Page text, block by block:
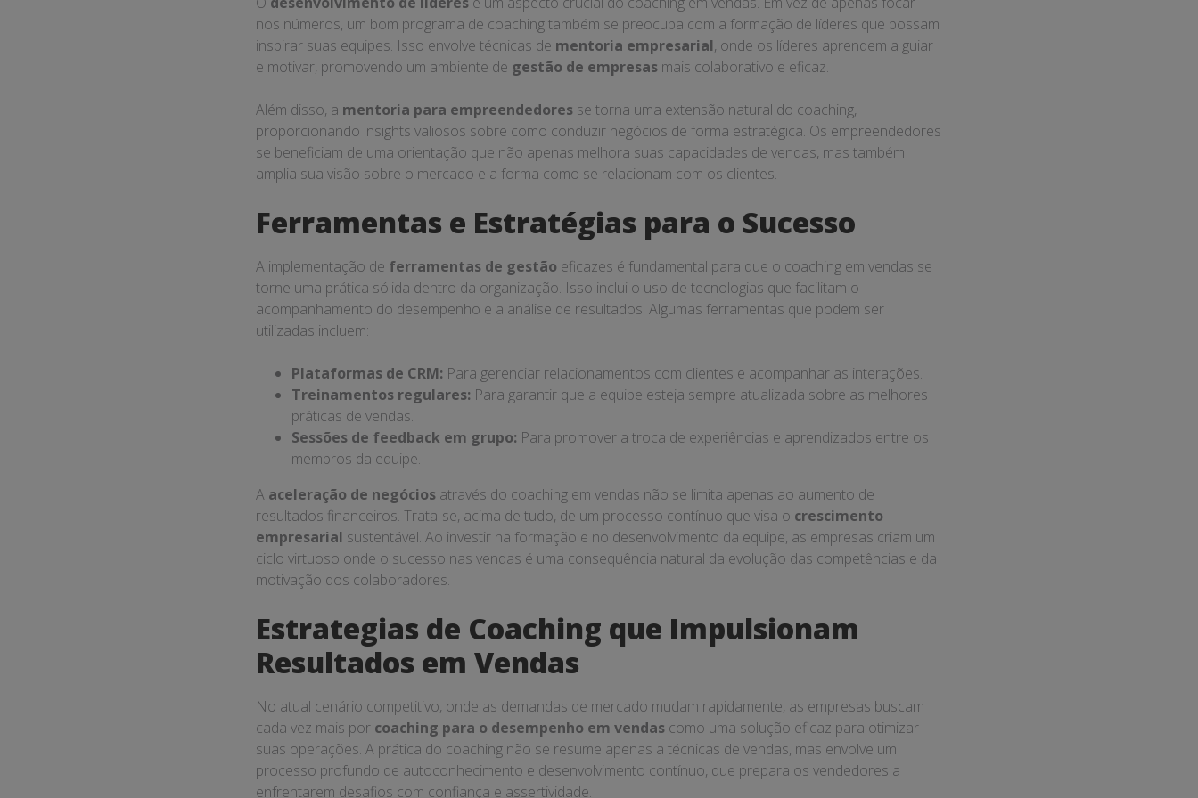
nos números, um bom programa de coaching também se preocupa com a formação de líderes que possam
inspirar suas equipes. Isso envolve técnicas de mentoria empresarial, onde os líderes aprendem a guiar
e motivar, promovendo um ambiente de gestão de empresas mais colaborativo e eficaz.
Além disso, a mentoria para empreendedores se torna uma extensão natural do coaching,
proporcionando insights valiosos sobre como conduzir negócios de forma estratégica. Os empreendedores
se beneficiam de uma orientação que não apenas melhora suas capacidades de vendas, mas também
amplia sua visão sobre o mercado e a forma como se relacionam com os clientes.
Ferramentas e Estratégias para o Sucesso
A implementação de ferramentas de gestão eficazes é fundamental para que o coaching em vendas se
torne uma prática sólida dentro da organização. Isso inclui o uso de tecnologias que facilitam o
acompanhamento do desempenho e a análise de resultados. Algumas ferramentas que podem ser
utilizadas incluem:
Plataformas de CRM: Para gerenciar relacionamentos com clientes e acompanhar as interações.
Treinamentos regulares: Para garantir que a equipe esteja sempre atualizada sobre as melhores
práticas de vendas.
Sessões de feedback em grupo: Para promover a troca de experiências e aprendizados entre os
membros da equipe.
A aceleração de negócios através do coaching em vendas não se limita apenas ao aumento de
resultados financeiros. Trata-se, acima de tudo, de um processo contínuo que visa o crescimento
empresarial sustentável. Ao investir na formação e no desenvolvimento da equipe, as empresas criam um
ciclo virtuoso onde o sucesso nas vendas é uma consequência natural da evolução das competências e da
motivação dos colaboradores.
Estrategias de Coaching que Impulsionam
Resultados em Vendas
No atual cenário competitivo, onde as demandas de mercado mudam rapidamente, as empresas buscam
cada vez mais por coaching para o desempenho em vendas como uma solução eficaz para otimizar
suas operações. A prática do coaching não se resume apenas a técnicas de vendas, mas envolve um
processo profundo de autoconhecimento e desenvolvimento contínuo, que prepara os vendedores a
enfrentarem desafios com confiança e assertividade.